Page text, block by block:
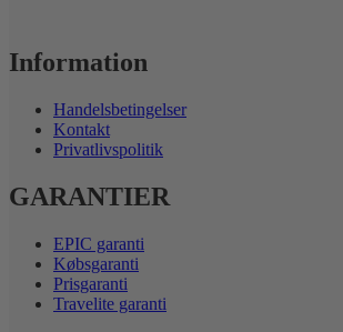
Information
Handelsbetingelser
Kontakt
Privatlivspolitik
GARANTIER
EPIC garanti
Købsgaranti
Prisgaranti
Travelite garanti